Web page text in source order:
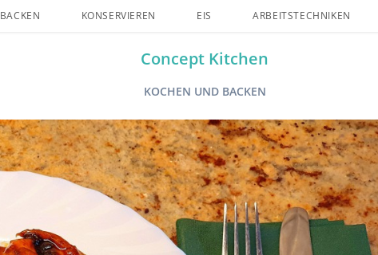
BACKEN KONSERVIEREN EIS ARBEITSTECHNIKEN
Concept Kitchen
KOCHEN UND BACKEN